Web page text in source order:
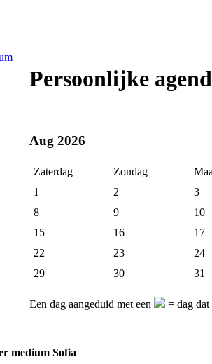
Persoonlijke
Aug 2026
Zaterdag Zondag
1
2
3
8
9
10
15
16
17
22
23
24
29
30 31
Een dag aangeduid met een = dag
medium Sofia